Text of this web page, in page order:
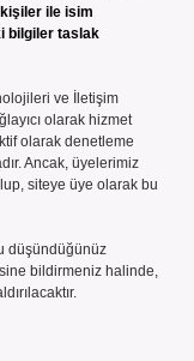
ile isim
bilgiler taslak
ve İletişim
olarak hizmet
olarak denetleme
Ancak, üyelerimiz
siteye üye olarak bu
düşündüğünüz
bildirmeniz halinde,